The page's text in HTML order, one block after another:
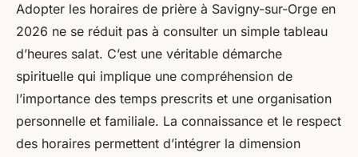
Adopter les horaires de prière à Savigny-sur-Orge en
2026 ne se réduit pas à consulter un simple tableau
d’heures salat. C’est une véritable démarche
spirituelle qui implique une compréhension de
l’importance des temps prescrits et une organisation
personnelle et familiale. La connaissance et le respect
des horaires permettent d’intégrer la dimension